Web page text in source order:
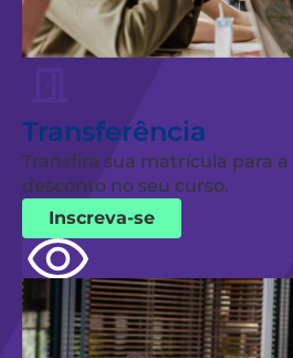
Transferência
Transfira sua matrícula para
desconto no seu curso.
Inscreva-se